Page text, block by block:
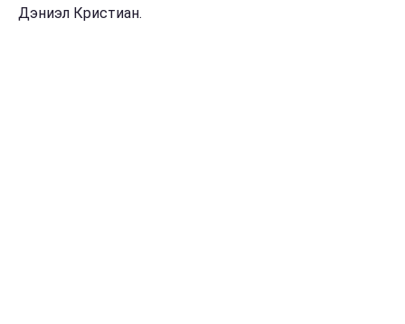
Дэниэл Кристиан.